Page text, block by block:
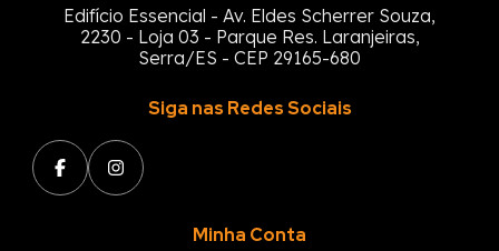
Edifício Essencial - Av. Eldes Scherrer Souza,
2230 - Loja 03 - Parque Res. Laranjeiras,
Serra/ES - CEP 29165-680
Minha Conta
Siga nas Redes Sociais